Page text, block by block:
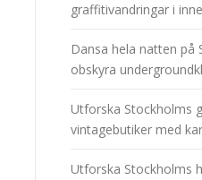
graffitivandringar i
Dansa hela natten på
obskyra
Utforska Stockholms
vintagebutiker med
Utforska Stockholms